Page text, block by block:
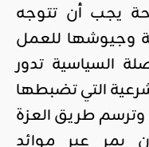
يجب أن تتوجه
وجيوشها للعمل
السياسية تدور
التي تضبطها
وترسم طريق العزة
يمر عبر موائد